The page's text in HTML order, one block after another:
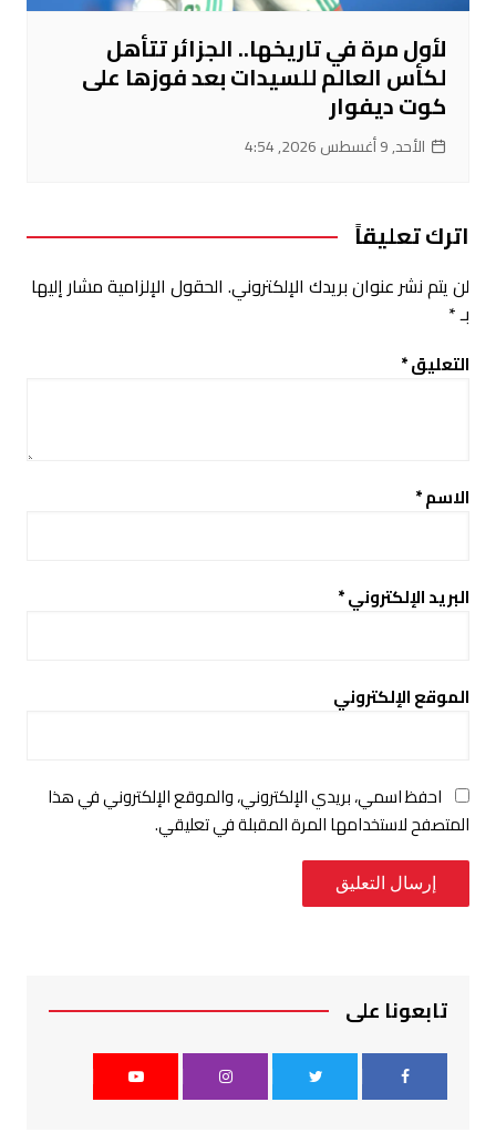
لأول مرة في تاريخها.. الجزائر تتأهل
لكأس العالم للسيدات بعد فوزها على
كوت ديفوار
الأحد, 9 أغسطس 2026, 4:54
اترك تعليقاً
لن يتم نشر عنوان بريدك الإلكتروني. الحقول الإلزامية مشار إليها
بـ*
التعليق*
الاسم*
البريد الإلكتروني*
الموقع الإلكتروني
احفظ اسمي، بريدي الإلكتروني، والموقع الإلكتروني في هذا
المتصفح لاستخدامها المرة المقبلة في تعليقي.
تابعونا على